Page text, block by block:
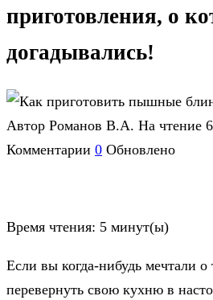
приготовления, о
догадывались!
Автор Романов В.А. На чтение
Комментарии 0 Обновлено
Время чтения: 5 минут(ы)
Если вы когда-нибудь мечтали
перевернуть свою кухню в